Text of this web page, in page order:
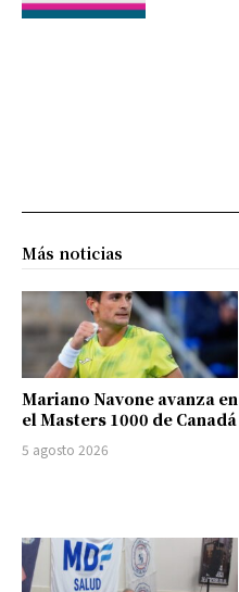
Más noticias
Mariano Navone avanza en
el Masters 1000 de Canadá
5 agosto 2026